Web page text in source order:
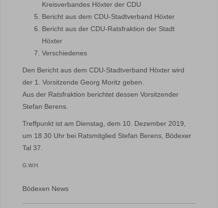
Kreisverbandes Höxter der CDU
Bericht aus dem CDU-Stadtverband Höxter
Bericht aus der CDU-Ratsfraktion der Stadt
Höxter
Verschiedenes
Den Bericht aus dem CDU-Stadtverband Höxter wird
der 1. Vorsitzende Georg Moritz geben.
Aus der Ratsfraktion berichtet dessen Vorsitzender
Stefan Berens.
Treffpunkt ist am Dienstag, dem 10. Dezember 2019,
um 18.30 Uhr bei Ratsmitglied Stefan Berens, Bödexer
Tal 37.
G.W.H.
Bödexen News